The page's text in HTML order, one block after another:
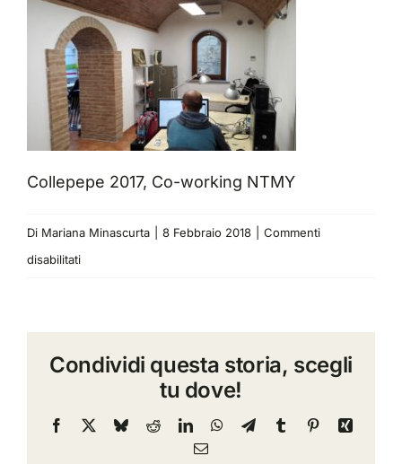
Collepepe 2017, Co-working NTMY
Di Mariana Minascurta 8 Febbraio 2018
Commenti
disabilitatisu
working
Condividi questa storia, scegli
tu dove!
Facebook BlueskyRedditLinkedInWhatsApp
TelegramTumblr PinterestXing
Email